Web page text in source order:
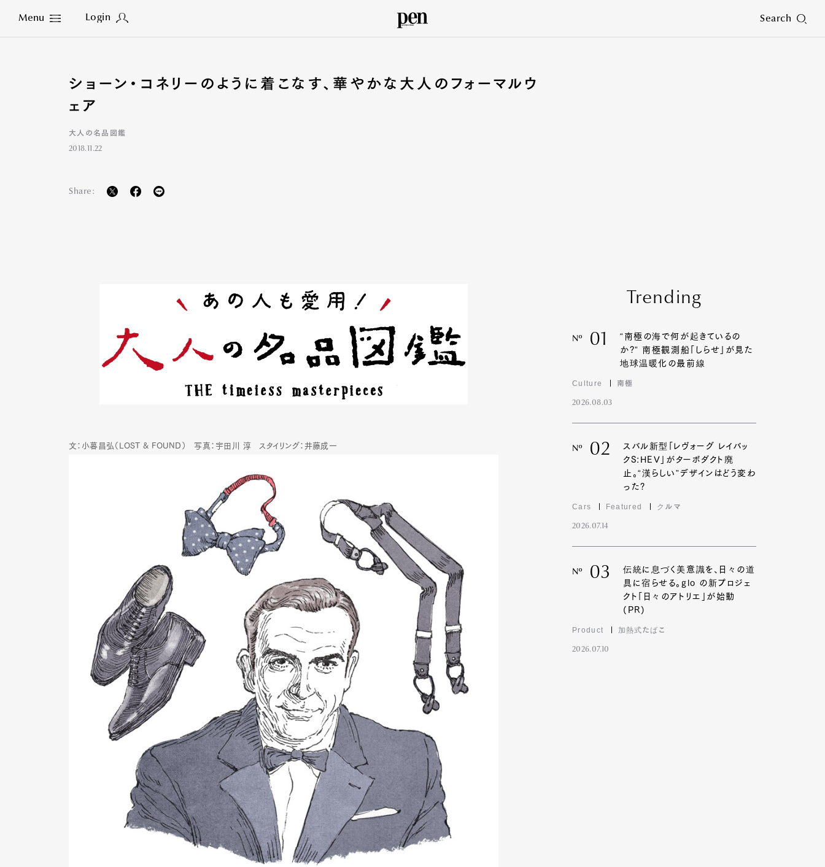
Menu Login Search
Close
ショーン・コネリーのように着こなす、華やかな大人のフォーマルウ
ェア
大人の名品図鑑
2018.11.22
Share:
文：小暮昌弘（LOST & FOUND） 写真：宇田川 淳 スタイリング：井藤成一
Trending
Nº 01
“南極の海で何が起きているの
か?” 南極観測船「しらせ」が見た
地球温暖化の最前線
Culture 南極
2026.08.03
Nº 02
スバル新型「レヴォーグ レイバッ
クS:HEV」がターボダクト廃
止。“漢らしい”デザインはどう変わ
った?
Cars Featured クルマ
2026.07.14
Nº 03
伝統に息づく美意識を、日々の道
具に宿らせる。glo の新プロジェ
クト「日々のアトリエ」が始動
(PR)
Product 加熱式たばこ
2026.07.10